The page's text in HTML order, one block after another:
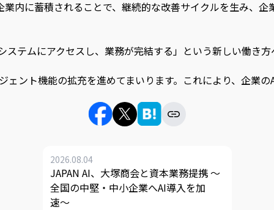
内に蓄積されることで、継続的な改善サイクルを生み、企
テムにアクセスし、業務が完結する」という新しい働き
ント機能の拡充を進めてまいります。これにより、企業
2026.08.04
JAPAN AI、大塚商会と資本業務提携 〜
全国の中堅・中小企業へAI導入を加
速〜